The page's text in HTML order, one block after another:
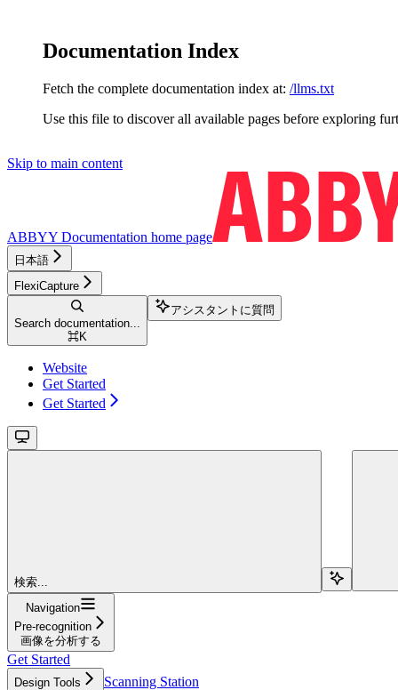
Documentation Index
Fetch the complete documentation index at: /llms.txt
Use this file to discover all available pages before exploring
Skip to main content
ABBYY Documentation home page
日本語
FlexiCapture
Search documentation...
⌘K
アシスタントに質問
Website
Get Started
Get Started
検索...
Navigation
Pre-recognition
画像を分析する
Get Started
Design Tools
Scanning Station